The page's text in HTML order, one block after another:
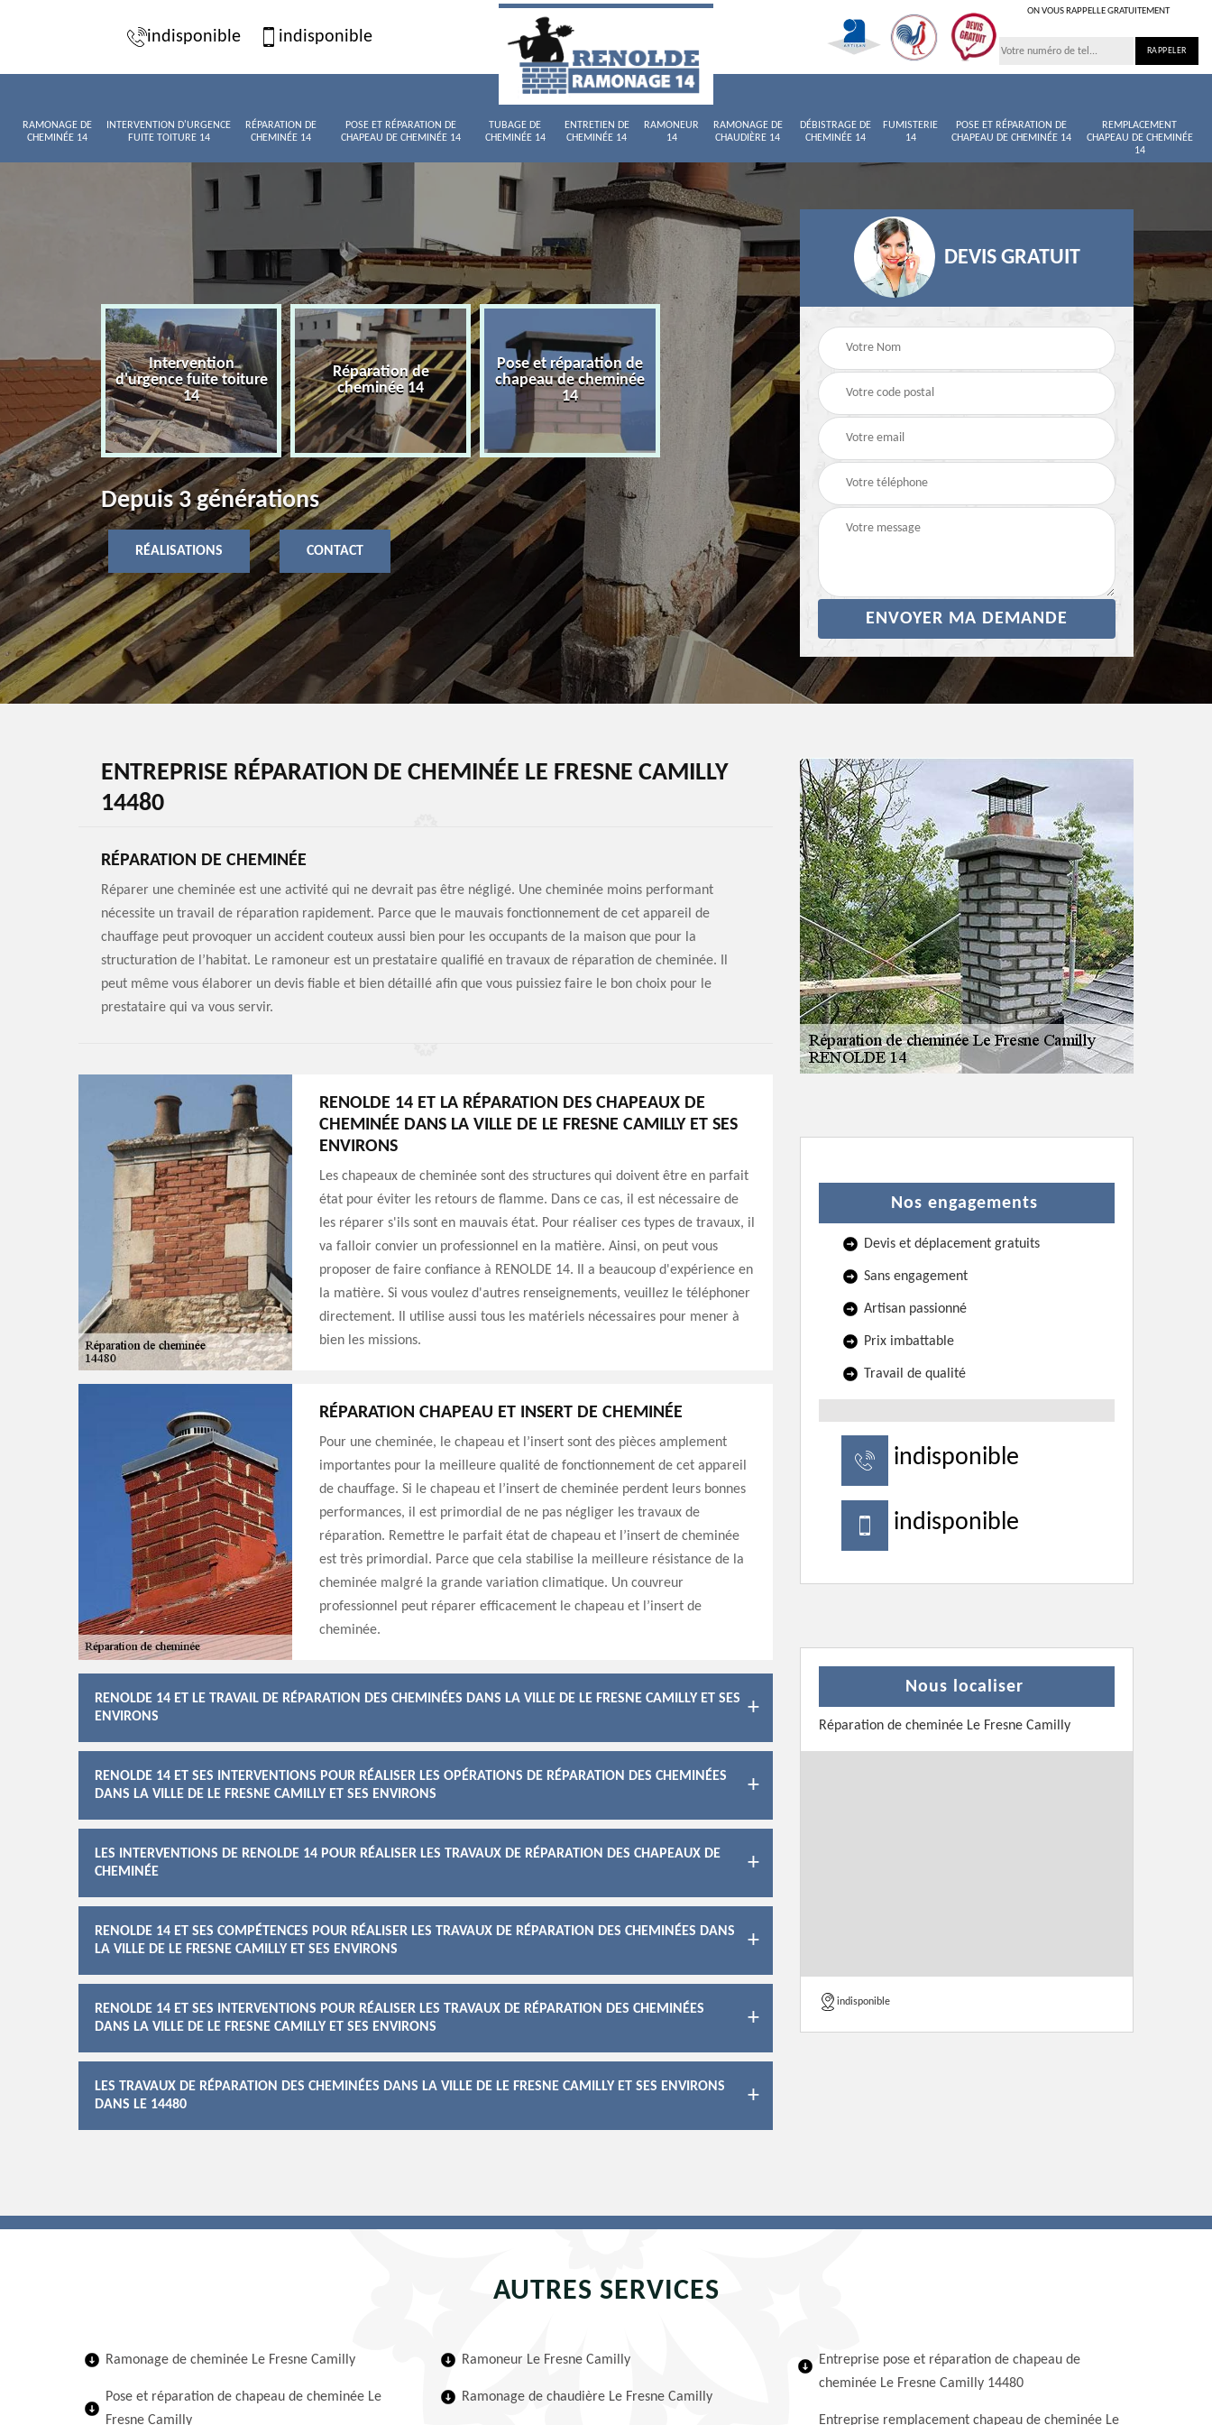
indisponible indisponible
ON VOUS RAPPELLE GRATUITEMENT
RAMONAGE DE
CHEMINÉE 14
INTERVENTION D'URGENCE
FUITE TOITURE 14
RÉPARATION DE
CHEMINÉE 14
POSE ET RÉPARATION DE
CHAPEAU DE CHEMINÉE 14
TUBAGE DE
CHEMINÉE 14
ENTRETIEN DE
CHEMINÉE 14
RAMONEUR
14
RAMONAGE DE
CHAUDIÈRE 14
DÉBISTRAGE DE
CHEMINÉE 14
FUMISTERIE
14
POSE ET RÉPARATION DE
CHAPEAU DE CHEMINÉE 14
REMPLACEMENT
CHAPEAU DE CHEMINÉE
14
de
14
Intervention
d'urgence fuite toiture
14
Réparation de
cheminée 14
Pose et réparation de
chapeau de cheminée
14
Tubage de cheminée
14
Entretien de cheminée
Ramoneur 14
Depuis 3 générations
RÉALISATIONS CONTACT
DEVIS GRATUIT
ENTREPRISE RÉPARATION DE CHEMINÉE LE FRESNE CAMILLY
14480
RÉPARATION DE CHEMINÉE
Réparer une cheminée est une activité qui ne devrait pas être négligé. Une cheminée moins performant
nécessite un travail de réparation rapidement. Parce que le mauvais fonctionnement de cet appareil de
chauffage peut provoquer un accident couteux aussi bien pour les occupants de la maison que pour la
structuration de l’habitat. Le ramoneur est un prestataire qualifié en travaux de réparation de cheminée. Il
peut même vous élaborer un devis fiable et bien détaillé afin que vous puissiez faire le bon choix pour le
prestataire qui va vous servir.
RENOLDE 14 ET LA RÉPARATION DES CHAPEAUX DE
CHEMINÉE DANS LA VILLE DE LE FRESNE CAMILLY ET SES
ENVIRONS
Les chapeaux de cheminée sont des structures qui doivent être en parfait
état pour éviter les retours de flamme. Dans ce cas, il est nécessaire de
les réparer s'ils sont en mauvais état. Pour réaliser ces types de travaux, il
va falloir convier un professionnel en la matière. Ainsi, on peut vous
proposer de faire confiance à RENOLDE 14. Il a beaucoup d'expérience en
la matière. Si vous voulez d'autres renseignements, veuillez le téléphoner
directement. Il utilise aussi tous les matériels nécessaires pour mener à
bien les missions.
RÉPARATION CHAPEAU ET INSERT DE CHEMINÉE
Pour une cheminée, le chapeau et l’insert sont des pièces amplement
importantes pour la meilleure qualité de fonctionnement de cet appareil
de chauffage. Si le chapeau et l’insert de cheminée perdent leurs bonnes
performances, il est primordial de ne pas négliger les travaux de
réparation. Remettre le parfait état de chapeau et l’insert de cheminée
est très primordial. Parce que cela stabilise la meilleure résistance de la
cheminée malgré la grande variation climatique. Un couvreur
professionnel peut réparer efficacement le chapeau et l’insert de
cheminée.
RENOLDE 14 ET LE TRAVAIL DE RÉPARATION DES CHEMINÉES DANS LA VILLE DE LE FRESNE CAMILLY ET SES
ENVIRONS
RENOLDE 14 ET SES INTERVENTIONS POUR RÉALISER LES OPÉRATIONS DE RÉPARATION DES CHEMINÉES
DANS LA VILLE DE LE FRESNE CAMILLY ET SES ENVIRONS
LES INTERVENTIONS DE RENOLDE 14 POUR RÉALISER LES TRAVAUX DE RÉPARATION DES CHAPEAUX DE
CHEMINÉE
RENOLDE 14 ET SES COMPÉTENCES POUR RÉALISER LES TRAVAUX DE RÉPARATION DES CHEMINÉES DANS
LA VILLE DE LE FRESNE CAMILLY ET SES ENVIRONS
RENOLDE 14 ET SES INTERVENTIONS POUR RÉALISER LES TRAVAUX DE RÉPARATION DES CHEMINÉES
DANS LA VILLE DE LE FRESNE CAMILLY ET SES ENVIRONS
LES TRAVAUX DE RÉPARATION DES CHEMINÉES DANS LA VILLE DE LE FRESNE CAMILLY ET SES ENVIRONS
DANS LE 14480
Nos engagements
Devis et déplacement gratuits
Sans engagement
Artisan passionné
Prix imbattable
Travail de qualité
indisponible
indisponible
Nous localiser
Réparation de cheminée Le Fresne Camilly
indisponible
AUTRES SERVICES
Ramonage de cheminée Le Fresne Camilly
Pose et réparation de chapeau de cheminée Le
Fresne Camilly
Ramoneur Le Fresne Camilly
Ramonage de chaudière Le Fresne Camilly
Entreprise pose et réparation de chapeau de
cheminée Le Fresne Camilly 14480
Entreprise remplacement chapeau de cheminée Le